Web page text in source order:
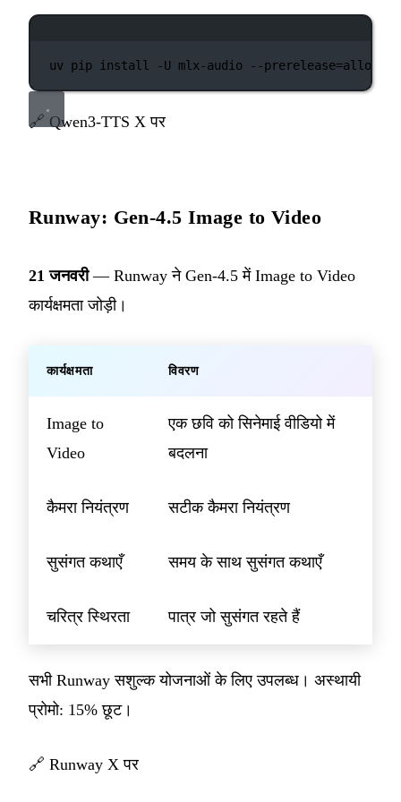
uv pip install -U mlx-audio --prerelease=allow
🔗 Qwen3-TTS X पर
Runway: Gen-4.5 Image to Video
21 जनवरी— Runway ने Gen-4.5 में Image to Video
कार्यक्षमता जोड़ी।
कार्यक्षमता विवरण
Image to
Video
एक छवि को सिनेमाई वीडियो में
बदलना
कैमरा नियंत्रण सटीक कैमरा नियंत्रण
सुसंगत कथाएँ समय के साथ सुसंगत कथाएँ
चरित्र स्थिरता पात्र जो सुसंगत रहते हैं
सभी Runway सशुल्क योजनाओं के लिए उपलब्ध। अस्थायी
प्रोमो: 15% छूट।
🔗 Runway X पर